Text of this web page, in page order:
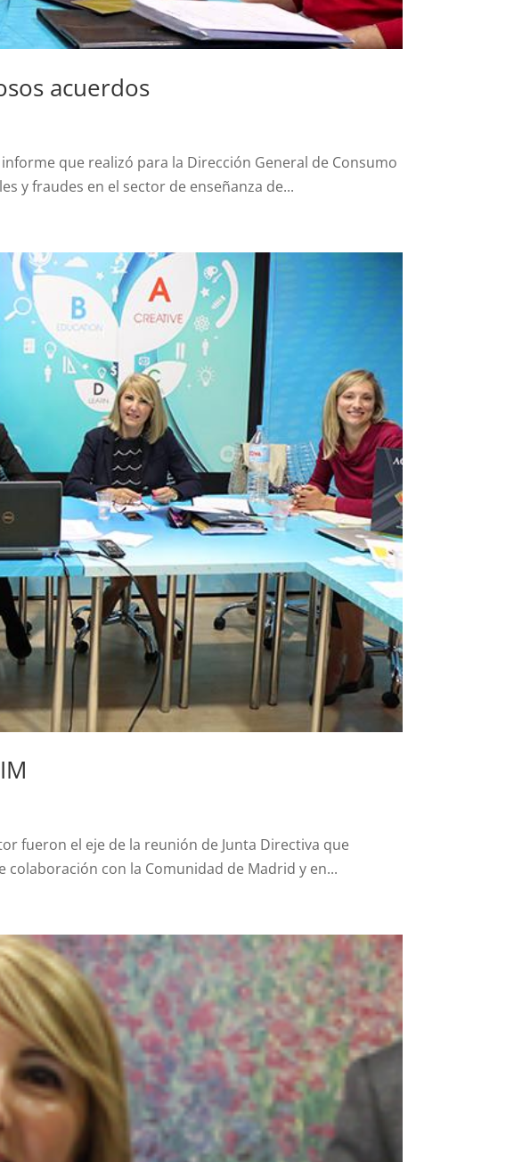
acuerdos
que realizó para la Dirección General de Consumo
y fraudes en el sector de enseñanza de...
fueron el eje de la reunión de Junta Directiva que
colaboración con la Comunidad de Madrid y en...